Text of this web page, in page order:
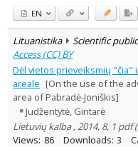
EN
Lituanistika Scientific
Access (CC) BY
Dėl vietos prieveiksmių "čia"
areale [On the use of the
area of Pabradė-Joniškis]
Judžentytė, Gintarė
Lietuvių kalba , 2014, 8, 1 pdf
Views: 86 Downloads: 3